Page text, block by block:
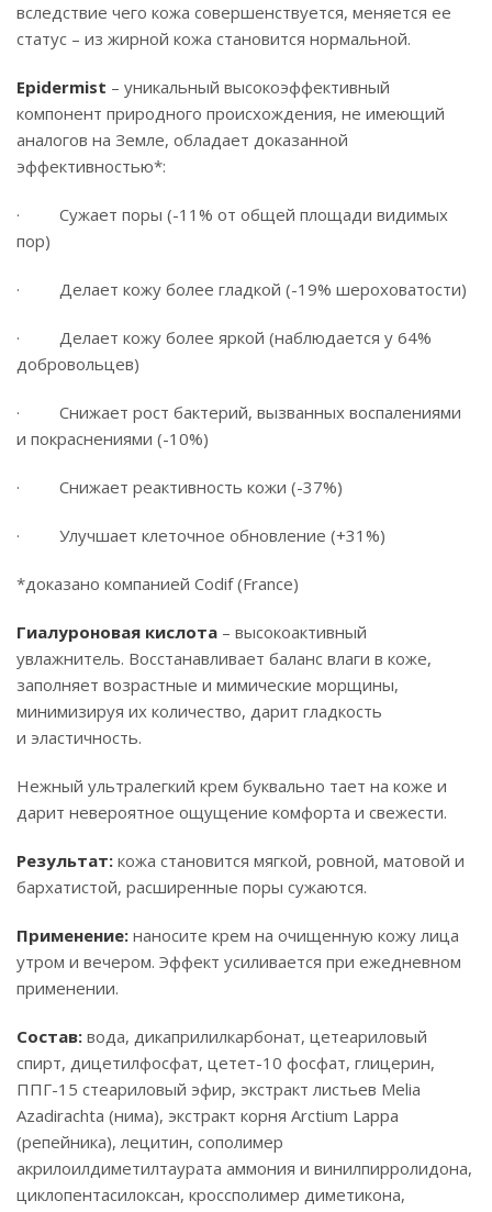
вследствие чего кожа совершенствуется, меняется ее
статус – из жирной кожа становится нормальной.
Epidermist – уникальный высокоэффективный
компонент природного происхождения, не имеющий
аналогов на Земле, обладает доказанной
эффективностью*:
· Сужает поры (-11% от общей площади видимых
пор)
· Делает кожу более гладкой (-19% шероховатости)
· Делает кожу более яркой (наблюдается у 64%
добровольцев)
· Снижает рост бактерий, вызванных воспалениями
и покраснениями (-10%)
· Снижает реактивность кожи (-37%)
· Улучшает клеточное обновление (+31%)
*доказано компанией Codif (France)
Гиалуроновая кислота – высокоактивный
увлажнитель. Восстанавливает баланс влаги в коже,
заполняет возрастные и мимические морщины,
минимизируя их количество, дарит гладкость
и эластичность.
Нежный ультралегкий крем буквально тает на коже и
дарит невероятное ощущение комфорта и свежести.
Результат: кожа становится мягкой, ровной, матовой и
бархатистой, расширенные поры сужаются.
Применение: наносите крем на очищенную кожу лица
утром и вечером. Эффект усиливается при ежедневном
применении.
Состав: вода, дикаприлилкарбонат, цетеариловый
спирт, дицетилфосфат, цетет-10 фосфат, глицерин,
ППГ-15 стеариловый эфир, экстракт листьев Melia
Azadirachta (нима), экстракт корня Arctium Lappa
(репейника), лецитин, сополимер
акрилоилдиметилтаурата аммония и винилпирролидона,
циклопентасилоксан, кроссполимер диметикона,